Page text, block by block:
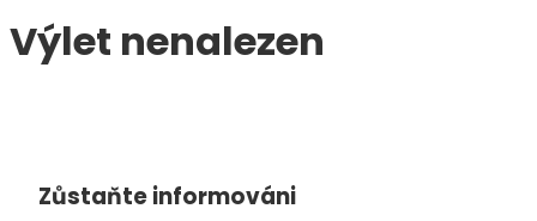
Výlet nenalezen
Zůstaňte informováni